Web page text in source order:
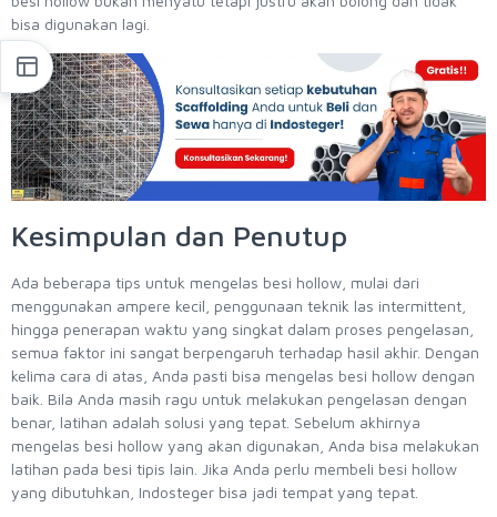
bisa digunakan lagi.
Kesimpulan dan Penutup
Ada beberapa tips untuk mengelas besi hollow, mulai dari
menggunakan ampere kecil, penggunaan teknik las intermittent,
hingga penerapan waktu yang singkat dalam proses pengelasan,
semua faktor ini sangat berpengaruh terhadap hasil akhir. Dengan
kelima cara di atas, Anda pasti bisa mengelas besi hollow dengan
baik. Bila Anda masih ragu untuk melakukan pengelasan dengan
benar, latihan adalah solusi yang tepat. Sebelum akhirnya
mengelas besi hollow yang akan digunakan, Anda bisa melakukan
latihan pada besi tipis lain. Jika Anda perlu membeli besi hollow
yang dibutuhkan, Indosteger bisa jadi tempat yang tepat.